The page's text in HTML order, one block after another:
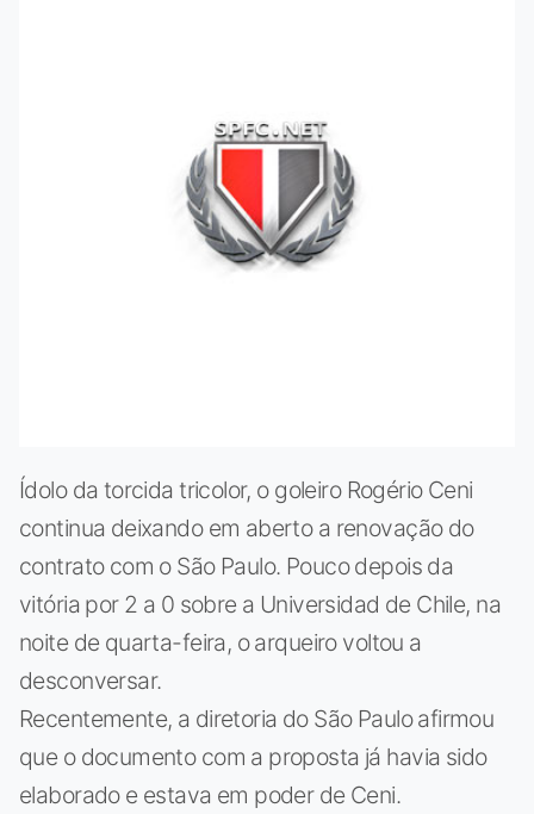
Ídolo da torcida tricolor, o goleiro Rogério Ceni
continua deixando em aberto a renovação do
contrato com o São Paulo. Pouco depois da
vitória por 2 a 0 sobre a Universidad de Chile, na
noite de quarta-feira, o arqueiro voltou a
desconversar.
Recentemente, a diretoria do São Paulo afirmou
que o documento com a proposta já havia sido
elaborado e estava em poder de Ceni.